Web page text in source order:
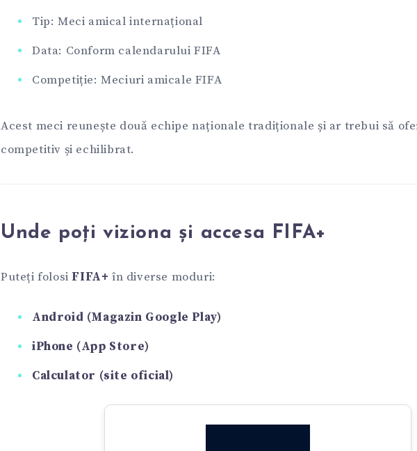
Tip: Meci amical internațional
Data: Conform calendarului FIFA
Competiție: Meciuri amicale FIFA
Acest meci reunește două echipe naționale tradiționale și ar trebui să
competitiv și echilibrat.
Unde poți viziona și accesa FIFA+
Puteți folosi FIFA+ în diverse moduri:
Android (Magazin Google Play)
iPhone (App Store)
Calculator (site oficial)